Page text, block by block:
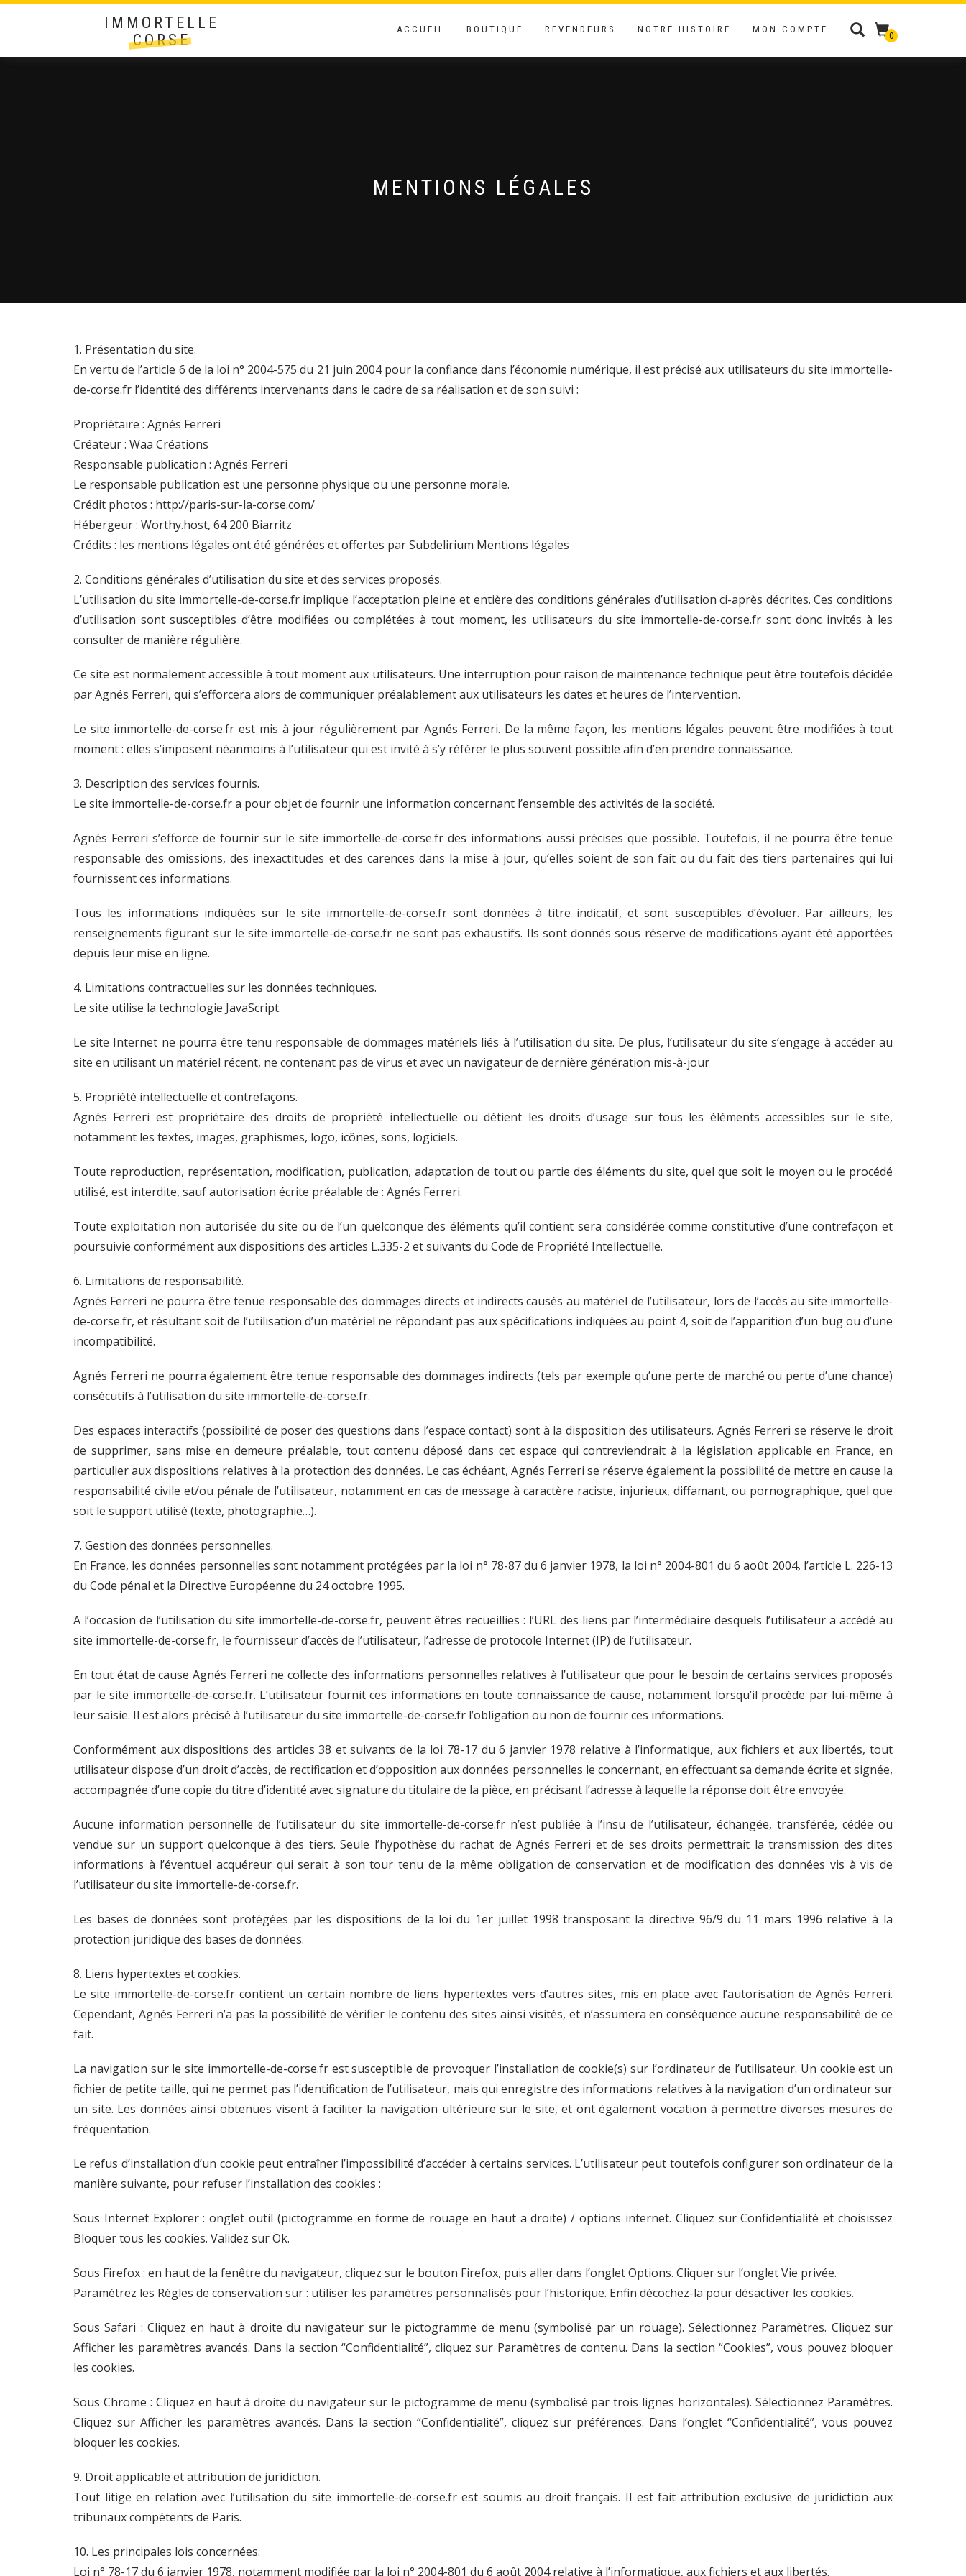
IMMORTELLE
CORSE
ACCUEIL BOUTIQUE REVENDEURS NOTRE HISTOIRE MON COMPTE
0
MENTIONS LÉGALES
1. Présentation du site.
En vertu de l’article 6 de la loi n° 2004-575 du 21 juin 2004 pour la confiance dans l’économie numérique, il est précisé aux utilisateurs du site immortelle-
de-corse.fr l’identité des différents intervenants dans le cadre de sa réalisation et de son suivi :
Propriétaire : Agnés Ferreri
Créateur : Waa Créations
Responsable publication : Agnés Ferreri
Le responsable publication est une personne physique ou une personne morale.
Crédit photos : http://paris-sur-la-corse.com/
Hébergeur : Worthy.host, 64 200 Biarritz
Crédits : les mentions légales ont été générées et offertes par Subdelirium Mentions légales
2. Conditions générales d’utilisation du site et des services proposés.
L’utilisation du site immortelle-de-corse.fr implique l’acceptation pleine et entière des conditions générales d’utilisation ci-après décrites. Ces conditions
d’utilisation sont susceptibles d’être modifiées ou complétées à tout moment, les utilisateurs du site immortelle-de-corse.fr sont donc invités à les
consulter de manière régulière.
Ce site est normalement accessible à tout moment aux utilisateurs. Une interruption pour raison de maintenance technique peut être toutefois décidée
par Agnés Ferreri, qui s’efforcera alors de communiquer préalablement aux utilisateurs les dates et heures de l’intervention.
Le site immortelle-de-corse.fr est mis à jour régulièrement par Agnés Ferreri. De la même façon, les mentions légales peuvent être modifiées à tout
moment : elles s’imposent néanmoins à l’utilisateur qui est invité à s’y référer le plus souvent possible afin d’en prendre connaissance.
3. Description des services fournis.
Le site immortelle-de-corse.fr a pour objet de fournir une information concernant l’ensemble des activités de la société.
Agnés Ferreri s’efforce de fournir sur le site immortelle-de-corse.fr des informations aussi précises que possible. Toutefois, il ne pourra être tenue
responsable des omissions, des inexactitudes et des carences dans la mise à jour, qu’elles soient de son fait ou du fait des tiers partenaires qui lui
fournissent ces informations.
Tous les informations indiquées sur le site immortelle-de-corse.fr sont données à titre indicatif, et sont susceptibles d’évoluer. Par ailleurs, les
renseignements figurant sur le site immortelle-de-corse.fr ne sont pas exhaustifs. Ils sont donnés sous réserve de modifications ayant été apportées
depuis leur mise en ligne.
4. Limitations contractuelles sur les données techniques.
Le site utilise la technologie JavaScript.
Le site Internet ne pourra être tenu responsable de dommages matériels liés à l’utilisation du site. De plus, l’utilisateur du site s’engage à accéder au
site en utilisant un matériel récent, ne contenant pas de virus et avec un navigateur de dernière génération mis-à-jour
5. Propriété intellectuelle et contrefaçons.
Agnés Ferreri est propriétaire des droits de propriété intellectuelle ou détient les droits d’usage sur tous les éléments accessibles sur le site,
notamment les textes, images, graphismes, logo, icônes, sons, logiciels.
Toute reproduction, représentation, modification, publication, adaptation de tout ou partie des éléments du site, quel que soit le moyen ou le procédé
utilisé, est interdite, sauf autorisation écrite préalable de : Agnés Ferreri.
Toute exploitation non autorisée du site ou de l’un quelconque des éléments qu’il contient sera considérée comme constitutive d’une contrefaçon et
poursuivie conformément aux dispositions des articles L.335-2 et suivants du Code de Propriété Intellectuelle.
6. Limitations de responsabilité.
Agnés Ferreri ne pourra être tenue responsable des dommages directs et indirects causés au matériel de l’utilisateur, lors de l’accès au site immortelle-
de-corse.fr, et résultant soit de l’utilisation d’un matériel ne répondant pas aux spécifications indiquées au point 4, soit de l’apparition d’un bug ou d’une
incompatibilité.
Agnés Ferreri ne pourra également être tenue responsable des dommages indirects (tels par exemple qu’une perte de marché ou perte d’une chance)
consécutifs à l’utilisation du site immortelle-de-corse.fr.
Des espaces interactifs (possibilité de poser des questions dans l’espace contact) sont à la disposition des utilisateurs. Agnés Ferreri se réserve le droit
de supprimer, sans mise en demeure préalable, tout contenu déposé dans cet espace qui contreviendrait à la législation applicable en France, en
particulier aux dispositions relatives à la protection des données. Le cas échéant, Agnés Ferreri se réserve également la possibilité de mettre en cause la
responsabilité civile et/ou pénale de l’utilisateur, notamment en cas de message à caractère raciste, injurieux, diffamant, ou pornographique, quel que
soit le support utilisé (texte, photographie…).
7. Gestion des données personnelles.
En France, les données personnelles sont notamment protégées par la loi n° 78-87 du 6 janvier 1978, la loi n° 2004-801 du 6 août 2004, l’article L. 226-13
du Code pénal et la Directive Européenne du 24 octobre 1995.
A l’occasion de l’utilisation du site immortelle-de-corse.fr, peuvent êtres recueillies : l’URL des liens par l’intermédiaire desquels l’utilisateur a accédé au
site immortelle-de-corse.fr, le fournisseur d’accès de l’utilisateur, l’adresse de protocole Internet (IP) de l’utilisateur.
En tout état de cause Agnés Ferreri ne collecte des informations personnelles relatives à l’utilisateur que pour le besoin de certains services proposés
par le site immortelle-de-corse.fr. L’utilisateur fournit ces informations en toute connaissance de cause, notamment lorsqu’il procède par lui-même à
leur saisie. Il est alors précisé à l’utilisateur du site immortelle-de-corse.fr l’obligation ou non de fournir ces informations.
Conformément aux dispositions des articles 38 et suivants de la loi 78-17 du 6 janvier 1978 relative à l’informatique, aux fichiers et aux libertés, tout
utilisateur dispose d’un droit d’accès, de rectification et d’opposition aux données personnelles le concernant, en effectuant sa demande écrite et signée,
accompagnée d’une copie du titre d’identité avec signature du titulaire de la pièce, en précisant l’adresse à laquelle la réponse doit être envoyée.
Aucune information personnelle de l’utilisateur du site immortelle-de-corse.fr n’est publiée à l’insu de l’utilisateur, échangée, transférée, cédée ou
vendue sur un support quelconque à des tiers. Seule l’hypothèse du rachat de Agnés Ferreri et de ses droits permettrait la transmission des dites
informations à l’éventuel acquéreur qui serait à son tour tenu de la même obligation de conservation et de modification des données vis à vis de
l’utilisateur du site immortelle-de-corse.fr.
Les bases de données sont protégées par les dispositions de la loi du 1er juillet 1998 transposant la directive 96/9 du 11 mars 1996 relative à la
protection juridique des bases de données.
8. Liens hypertextes et cookies.
Le site immortelle-de-corse.fr contient un certain nombre de liens hypertextes vers d’autres sites, mis en place avec l’autorisation de Agnés Ferreri.
Cependant, Agnés Ferreri n’a pas la possibilité de vérifier le contenu des sites ainsi visités, et n’assumera en conséquence aucune responsabilité de ce
fait.
La navigation sur le site immortelle-de-corse.fr est susceptible de provoquer l’installation de cookie(s) sur l’ordinateur de l’utilisateur. Un cookie est un
fichier de petite taille, qui ne permet pas l’identification de l’utilisateur, mais qui enregistre des informations relatives à la navigation d’un ordinateur sur
un site. Les données ainsi obtenues visent à faciliter la navigation ultérieure sur le site, et ont également vocation à permettre diverses mesures de
fréquentation.
Le refus d’installation d’un cookie peut entraîner l’impossibilité d’accéder à certains services. L’utilisateur peut toutefois configurer son ordinateur de la
manière suivante, pour refuser l’installation des cookies :
Sous Internet Explorer : onglet outil (pictogramme en forme de rouage en haut a droite) / options internet. Cliquez sur Confidentialité et choisissez
Bloquer tous les cookies. Validez sur Ok.
Sous Firefox : en haut de la fenêtre du navigateur, cliquez sur le bouton Firefox, puis aller dans l’onglet Options. Cliquer sur l’onglet Vie privée.
Paramétrez les Règles de conservation sur : utiliser les paramètres personnalisés pour l’historique. Enfin décochez-la pour désactiver les cookies.
Sous Safari : Cliquez en haut à droite du navigateur sur le pictogramme de menu (symbolisé par un rouage). Sélectionnez Paramètres. Cliquez sur
Afficher les paramètres avancés. Dans la section “Confidentialité”, cliquez sur Paramètres de contenu. Dans la section “Cookies”, vous pouvez bloquer
les cookies.
Sous Chrome : Cliquez en haut à droite du navigateur sur le pictogramme de menu (symbolisé par trois lignes horizontales). Sélectionnez Paramètres.
Cliquez sur Afficher les paramètres avancés. Dans la section “Confidentialité”, cliquez sur préférences. Dans l’onglet “Confidentialité”, vous pouvez
bloquer les cookies.
9. Droit applicable et attribution de juridiction.
Tout litige en relation avec l’utilisation du site immortelle-de-corse.fr est soumis au droit français. Il est fait attribution exclusive de juridiction aux
tribunaux compétents de Paris.
10. Les principales lois concernées.
Loi n° 78-17 du 6 janvier 1978, notamment modifiée par la loi n° 2004-801 du 6 août 2004 relative à l’informatique, aux fichiers et aux libertés.